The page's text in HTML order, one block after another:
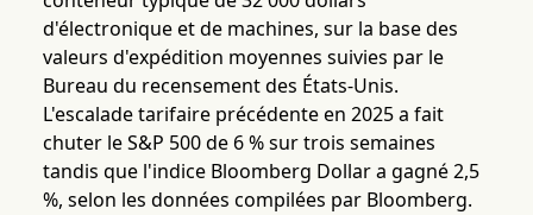
d'électronique et de machines, sur la base des
valeurs d'expédition moyennes suivies par le
Bureau du recensement des États-Unis.
L'escalade tarifaire précédente en 2025 a fait
chuter le S&P 500 de 6 % sur trois semaines
tandis que l'indice Bloomberg Dollar a gagné 2,5
%, selon les données compilées par Bloomberg.